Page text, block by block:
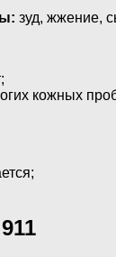
зуд, жжение,
кожных